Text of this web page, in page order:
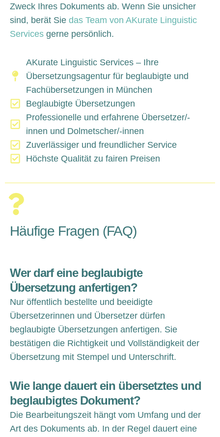
Zweck Ihres Dokuments ab. Wenn Sie unsicher
sind, berät Sie das Team von AKurate Linguistic
Services gerne persönlich.
AKurate Linguistic Services – Ihre
Übersetzungsagentur für beglaubigte und
Fachübersetzungen in München
Beglaubigte Übersetzungen
Professionelle und erfahrene Übersetzer/-
innen und Dolmetscher/-innen
Zuverlässiger und freundlicher Service
Höchste Qualität zu fairen Preisen
Häufige Fragen (FAQ)
Wer darf eine beglaubigte
Übersetzung anfertigen?
Nur öffentlich bestellte und beeidigte
Übersetzerinnen und Übersetzer dürfen
beglaubigte Übersetzungen anfertigen. Sie
bestätigen die Richtigkeit und Vollständigkeit der
Übersetzung mit Stempel und Unterschrift.
Wie lange dauert ein übersetztes und
beglaubigtes Dokument?
Die Bearbeitungszeit hängt vom Umfang und der
Art des Dokuments ab. In der Regel dauert eine